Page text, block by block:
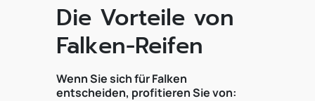
Die Vorteile von
Falken-Reifen
Wenn Sie sich für Falken
entscheiden, profitieren Sie von: